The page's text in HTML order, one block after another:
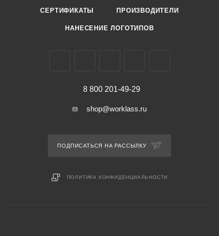
СЕРТИФИКАТЫ ПРОИЗВОДИТЕЛИ
НАНЕСЕНИЕ ЛОГОТИПОВ
8 800 201-49-29
shop@worklass.ru
ПОДПИСАТЬСЯ НА РАССЫЛКУ
ПОЛИТИКА КОНФИДЕНЦИАЛЬНОСТИ